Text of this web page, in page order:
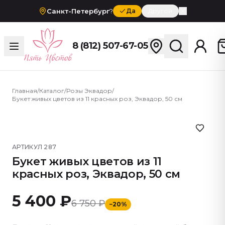
Санкт-Петербург? Да
8 (812) 507-67-05
Главная/Каталог/Розы Эквадор/
Букет живых цветов из 11 красных роз, Эквадор, 50 см
АРТИКУЛ 287
Букет живых цветов из 11
красных роз, Эквадор, 50 см
5 400 ₽6 750 ₽ −20%